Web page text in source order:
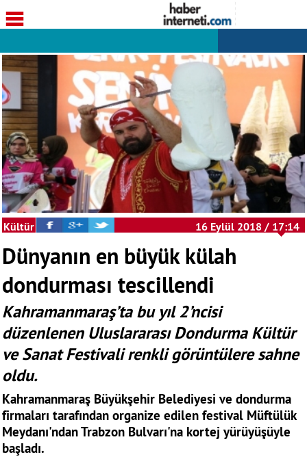
Kültür
16 Eylül 2018 / 17:14
Dünyanın en büyük külah
dondurması tescillendi
Kahramanmaraş’ta bu yıl 2’ncisi
düzenlenen Uluslararası Dondurma Kültür
ve Sanat Festivali renkli görüntülere sahne
oldu.
Kahramanmaraş Büyükşehir Belediyesi ve dondurma
firmaları tarafından organize edilen festival Müftülük
Meydanı'ndan Trabzon Bulvarı'na kortej yürüyüşüyle
başladı.